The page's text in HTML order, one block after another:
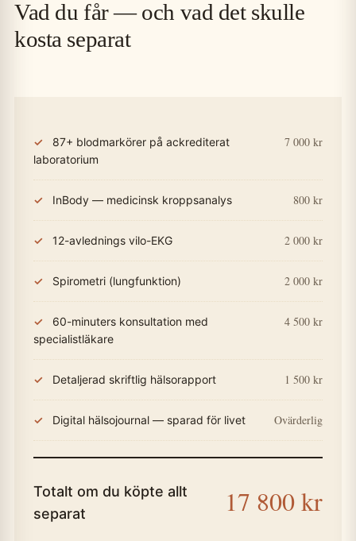
Vad du får — och vad det skulle
kosta separat
87+ blodmarkörer på ackrediterat
laboratorium
7 000 kr
InBody — medicinsk kroppsanalys 800 kr
12-avlednings vilo-EKG 2 000 kr
Spirometri (lungfunktion) 2 000 kr
60-minuters konsultation med
specialistläkare
4 500 kr
Detaljerad skriftlig hälsorapport 1 500 kr
Digital hälsojournal — sparad för livet Ovärderlig
Totalt om du köpte allt
separat
17 800 kr